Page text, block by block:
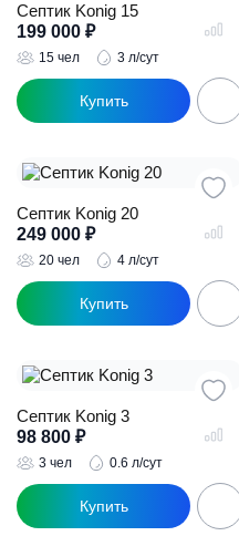
Септик Konig 15
199 000 ₽
15 чел 3 л/сут
Септик Konig 20
249 000 ₽
20 чел 4 л/сут
Септик Konig 3
98 800 ₽
3 чел 0.6 л/сут